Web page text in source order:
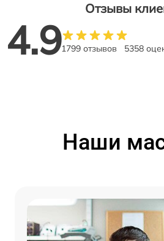
Отзывы
4.91799 отзывов 5358
Наши